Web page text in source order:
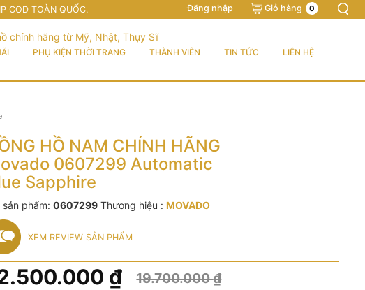
COD TOÀN QUỐC. Đăng nhập Giỏ hàng 0
PHỤ KIỆN THỜI TRANG THÀNH VIÊN TIN TỨC LIÊN HỆ
HỒ NAM CHÍNH HÃNG
0607299 Automatic
Sapphire
sản phẩm:0607299 Thương hiệu :MOVADO
XEM REVIEW SẢN PHẨM
19.700.000₫
₫